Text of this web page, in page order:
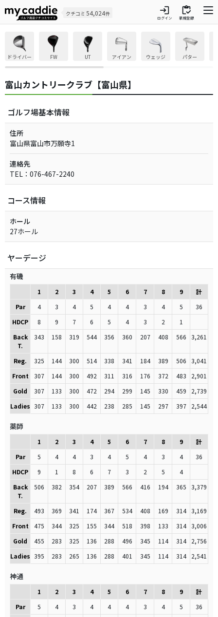
クチコミ 54,024件 login
ログイン
inventory
新規登録
ドライバー FW UT アイアン ウェッジ パター
富山カントリークラブ【富山県】
ゴルフ場基本情報
住所
富山県富山市万願寺1
連絡先
TEL：076-467-2240
コース情報
ホール
27ホール
ヤーデージ
有磯
1 2 3 4 5 6 7 8 9
計
Par
4 3 4 5 4 4 3 4 5
36
HDCP
8 9 7 6 5 4 3 2
1
Back
T.
343 158 319 544 356 360 207 408 566 3,261
Reg. 325 144 300 514 338 341 184 389 506
3,041
Front
307 144 300 492 311 316 176 372 483
2,901
Gold
307 133 300 472 294 299 145 330 459
2,739
Ladies 307 133 300 442 238 285 145 297 397 2,544
薬師
1 2 3 4 5 6 7 8 9
計
Par
5 4 4 3 4 5 4 3 4
36
HDCP
9 1 8 6 7 3 2 5
4
Back
T.
506 382 354 207 389 566 416 194 365 3,379
Reg. 493 369 341 174 367 534 408 169 314
3,169
Front
475 344 325 155 344 518 398 133 314
3,006
Gold
455 283 325 136 288 496 345 114 314
2,756
Ladies 395 283 265 136 288 401 345 114 314 2,541
神通
1 2 3 4 5 6 7 8 9
計
Par
5 4 3 4 4 4 3 4 5
36